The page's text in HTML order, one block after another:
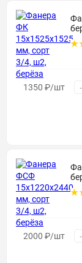
1350 ₽/шт -
2000 ₽/шт -